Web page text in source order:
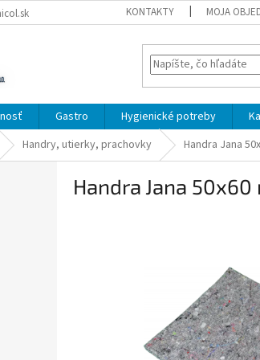
KONTAKTY MOJA
Gastro Hygienické potreby
Handry, utierky, prachovky Handra Jana
Handra Jana 50x60